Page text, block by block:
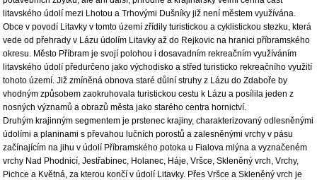
litavského údolí mezi Lhotou a Trhovými Dušníky již není městem využívána.
Obce v povodí Litavky v tomto území zřídily turistickou a cyklistickou stezku, která
vede od přehrady v Lázu údolím Litavky až do Rejkovic na hranici příbramského
okresu. Město Příbram je svojí polohou i dosavadním rekreačním využíváním
litavského údolí předurčeno jako východisko a střed turisticko rekreačního využití
tohoto území. Již zmíněná obnova staré důlní struhy z Lázu do Zdaboře by
vhodným způsobem zaokruhovala turistickou cestu k Lázu a posílila jeden z
nosných významů a obrazů města jako starého centra hornictví.
Druhým krajinným segmentem je prstenec krajiny, charakterizovaný odlesněnými
údolími a planinami s převahou lučních porostů a zalesněnými vrchy v pásu
začínajícím na jihu v údolí Příbramského potoka u Fialova mlýna a vyznačeném
vrchy Nad Phodnicí, Jestřabinec, Holanec, Háje, Vršce, Skleněný vrch, Vrchy,
Pichce a Květná, za kterou končí v údolí Litavky. Přes Vršce a Skleněný vrch je